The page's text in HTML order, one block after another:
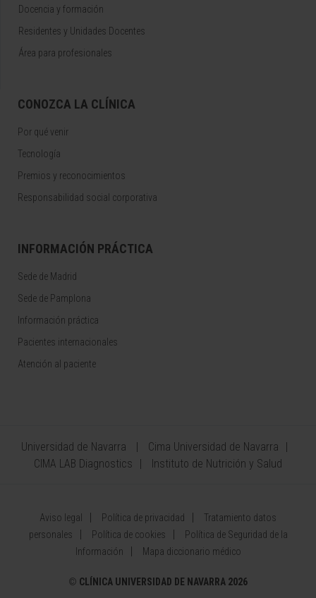
Docencia y formación
Residentes y Unidades Docentes
Área para profesionales
CONOZCA LA CLÍNICA
Por qué venir
Tecnología
Premios y reconocimientos
Responsabilidad social corporativa
INFORMACIÓN PRÁCTICA
Sede de Madrid
Sede de Pamplona
Información práctica
Pacientes internacionales
Atención al paciente
Universidad de Navarra
Cima Universidad de Navarra
CIMA LAB Diagnostics
Instituto de Nutrición y Salud
Aviso legal Política de privacidad
Tratamiento datos
personales
Política de cookies
Política de Seguridad de la
Información
Mapa diccionario médico
© CLÍNICA UNIVERSIDAD DE NAVARRA 2026